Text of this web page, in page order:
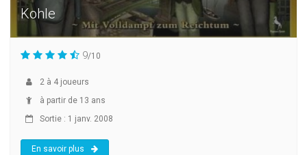
Kohle
9/10
2 à 4 joueurs
à partir de 13 ans
Sortie : 1 janv. 2008
En savoir plus